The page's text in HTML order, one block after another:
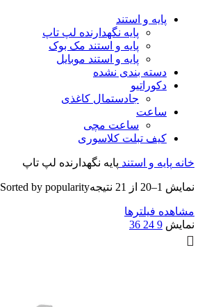
پایه و استند
پایه نگهدارنده لپ تاپ
پایه و استند مک بوک
پایه و استند موبایل
دسته بندی نشده
دکوراتیو
جادستمال کاغذی
ساعت
ساعت مچی
کیف تبلت کلاسوری
خانه پایه و استند پایه نگهدارنده لپ تاپ
نمایش 1–20 از 21 نتیجه Sorted by popularity
مشاهده فیلترها
نمایش 9
24
36